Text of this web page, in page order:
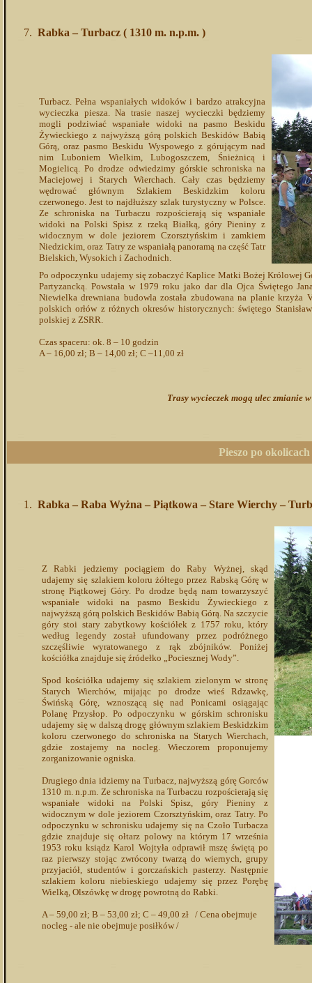
Rabka – Turbacz ( 1310 m. n.p.m. )
Turbacz. Pełna wspaniałych widoków i bardzo atrakcyjna
wycieczka piesza. Na trasie naszej wycieczki będziemy
mogli podziwiać wspaniałe widoki na pasmo Beskidu
Żywieckiego z najwyższą górą polskich Beskidów Babią
Górą, oraz pasmo Beskidu Wyspowego z górującym nad
nim Luboniem Wielkim, Lubogoszczem, Śnieżnicą i
Mogielicą. Po drodze odwiedzimy górskie schroniska na
Maciejowej i Starych Wierchach. Cały czas będziemy
wędrować głównym Szlakiem Beskidzkim koloru
czerwonego. Jest to najdłuższy szlak turystyczny w Polsce.
Ze schroniska na Turbaczu rozpościerają się wspaniałe
widoki na Polski Spisz z rzeką Białką, góry Pieniny z
widocznym w dole jeziorem Czorsztyńskim i zamkiem
Niedzickim, oraz Tatry ze wspaniałą panoramą na część Tatr
Bielskich, Wysokich i Zachodnich.
Po odpoczynku udajemy się zobaczyć Kaplice Matki Bożej Królowej
Partyzancką. Powstała w 1979 roku jako dar dla Ojca Świętego
Niewielka drewniana budowla została zbudowana na planie
polskich orłów z różnych okresów historycznych: świętego
polskiej z ZSRR.
Czas spaceru: ok. 8 – 10 godzin
A – 16,00 zł; B – 14,00 zł; C –11,00 zł
Trasy wycieczek mogą ulec zmianie
Pieszo po
Rabka – Raba Wyżna – Piątkowa – Stare Wierchy –
Z Rabki jedziemy pociągiem do Raby Wyżnej, skąd
udajemy się szlakiem koloru żółtego przez Rabską Górę w
stronę Piątkowej Góry. Po drodze będą nam towarzyszyć
wspaniałe widoki na pasmo Beskidu Żywieckiego z
najwyższą górą polskich Beskidów Babią Górą. Na szczycie
góry stoi stary zabytkowy kościółek z 1757 roku, który
według legendy został ufundowany przez podróżnego
szczęśliwie wyratowanego z rąk zbójników. Poniżej
kościółka znajduje się źródełko „Pociesznej Wody”.
Spod kościółka udajemy się szlakiem zielonym w stronę
Starych Wierchów, mijając po drodze wieś Rdzawkę,
Świńską Górę, wznoszącą się nad Ponicami osiągając
Polanę Przysłop. Po odpoczynku w górskim schronisku
udajemy się w dalszą drogę głównym szlakiem Beskidzkim
koloru czerwonego do schroniska na Starych Wierchach,
gdzie zostajemy na nocleg. Wieczorem proponujemy
zorganizowanie ogniska.
Drugiego dnia idziemy na Turbacz, najwyższą górę Gorców
1310 m. n.p.m. Ze schroniska na Turbaczu rozpościerają się
wspaniałe widoki na Polski Spisz, góry Pieniny z
widocznym w dole jeziorem Czorsztyńskim, oraz Tatry. Po
odpoczynku w schronisku udajemy się na Czoło Turbacza
gdzie znajduje się ołtarz polowy na którym 17 września
1953 roku ksiądz Karol Wojtyła odprawił mszę świętą po
raz pierwszy stojąc zwrócony twarzą do wiernych, grupy
przyjaciół, studentów i gorczańskich pasterzy. Następnie
szlakiem koloru niebieskiego udajemy się przez Porębę
Wielką, Olszówkę w drogę powrotną do Rabki.
A – 59,00 zł; B – 53,00 zł; C – 49,00 zł / Cena obejmuje
nocleg - ale nie obejmuje posiłków /